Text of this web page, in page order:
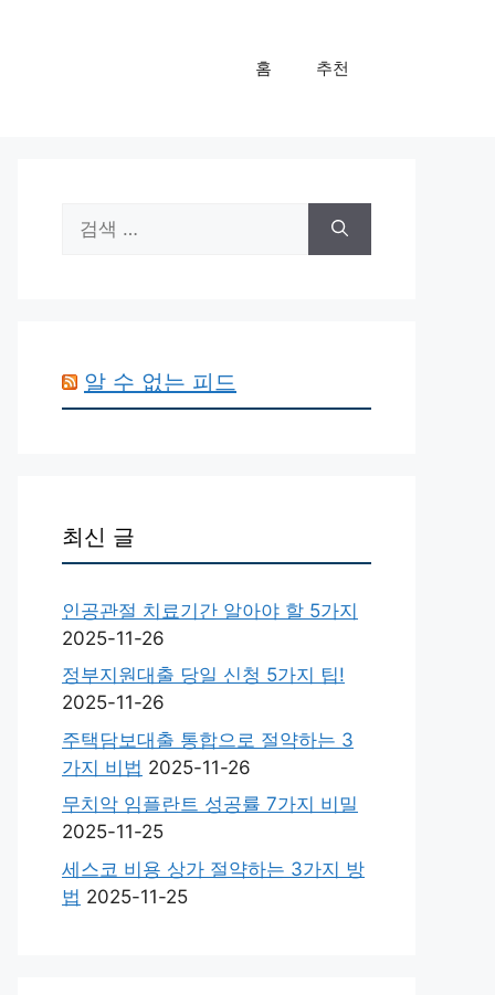
홈 추천
색:
알 수 없는 피드
최신 글
인공관절 치료기간 알아야 할 5가지
2025-11-26
정부지원대출 당일 신청 5가지 팁!
2025-11-26
주택담보대출 통합으로 절약하는 3
가지 비법 2025-11-26
무치악 임플란트 성공률 7가지 비밀
2025-11-25
세스코 비용 상가 절약하는 3가지 방
법 2025-11-25